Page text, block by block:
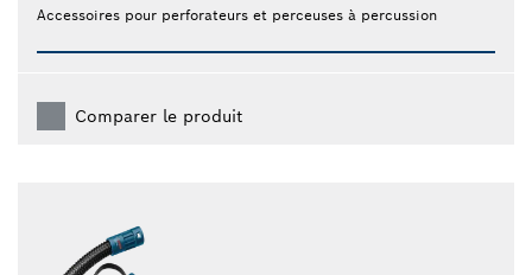
Accessoires pour perforateurs et perceuses à percussion
Comparer le produit